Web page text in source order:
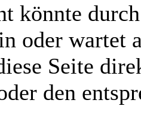
könnte
oder wartet
Seite
den